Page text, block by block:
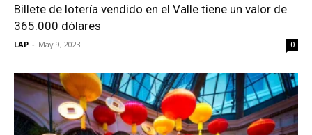
Billete de lotería vendido en el Valle tiene un valor de
365.000 dólares
LAP - May 9, 2023 0